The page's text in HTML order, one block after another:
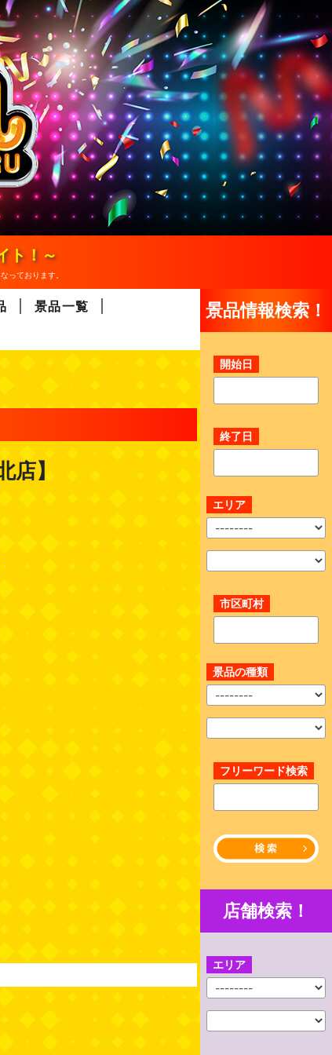
ト！～
っております。
景品一覧
】
景品情報検索！
開始日
終了日
エリア
市区町村
景品の種類
フリーワード検索
店舗検索！
エリア